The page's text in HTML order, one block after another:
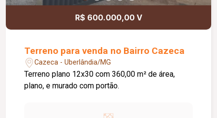
R$ 600.000,00 V
Terreno para venda no Bairro Cazeca
Cazeca - Uberlândia/MG
Terreno plano 12x30 com 360,00 m² de área,
plano, e murado com portão.